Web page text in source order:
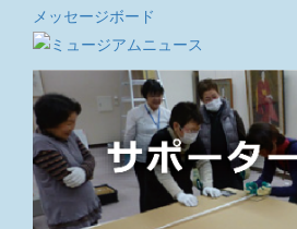
メッセージボード